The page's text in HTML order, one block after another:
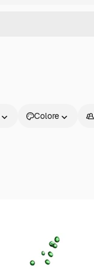
Colore
Inizia